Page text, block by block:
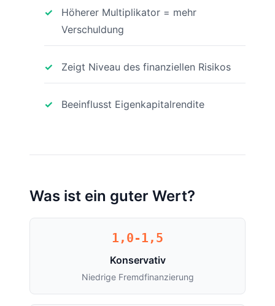
Höherer Multiplikator = mehr
Verschuldung
Zeigt Niveau des finanziellen Risikos
Beeinflusst Eigenkapitalrendite
Was ist ein guter Wert?
1,0-1,5
Konservativ
Niedrige Fremdfinanzierung